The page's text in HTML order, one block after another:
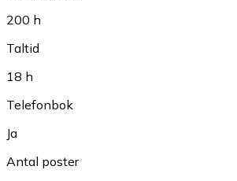
200 h
Taltid
18 h
Telefonbok
Ja
Antal poster